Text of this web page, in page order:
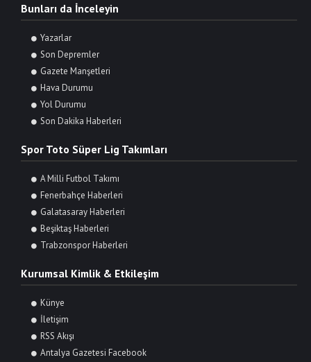
Bunları da İnceleyin
Yazarlar
Son Depremler
Gazete Manşetleri
Hava Durumu
Yol Durumu
Son Dakika Haberleri
Spor Toto Süper Lig Takımları
A Milli Futbol Takımı
Fenerbahçe Haberleri
Galatasaray Haberleri
Beşiktaş Haberleri
Trabzonspor Haberleri
Kurumsal Kimlik & Etkileşim
Künye
İletişim
RSS Akışı
Antalya Gazetesi Facebook